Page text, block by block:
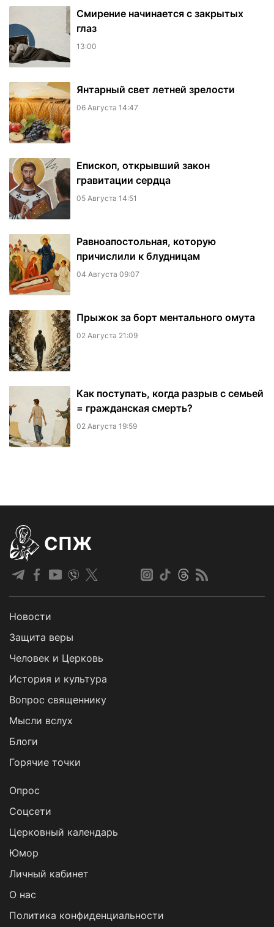
Смирение начинается с закрытых
глаз
13:00
Янтарный свет летней зрелости
06 Августа 14:47
Епископ, открывший закон
гравитации сердца
05 Августа 14:51
Равноапостольная, которую
причислили к блудницам
04 Августа 09:07
​Прыжок за борт ментального омута
02 Августа 21:09
Как поступать, когда разрыв с семьей
= гражданская смерть?
02 Августа 19:59
СПЖ
Новости
Защита веры
Человек и Церковь
История и культура
Вопрос священнику
Мысли вслух
Блоги
Горячие точки
Опрос
Cоцсети
Церковный календарь
Юмор
Личный кабинет
О нас
Политика конфиденциальности